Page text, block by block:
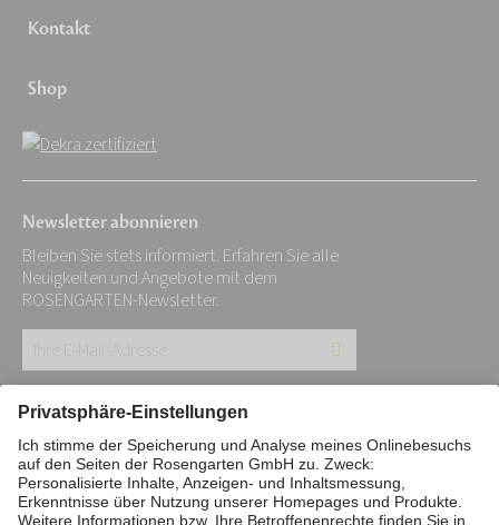
Kontakt
Shop
Newsletter abonnieren
Bleiben Sie stets informiert. Erfahren Sie alle
Neuigkeiten und Angebote mit dem
ROSENGARTEN-Newsletter.
E-
Mail-
Adresse:
*
Impressum Datenschutz
Stiftung
Interne Meldestelle
Zahlungsmittel
Vertrag widerrufen